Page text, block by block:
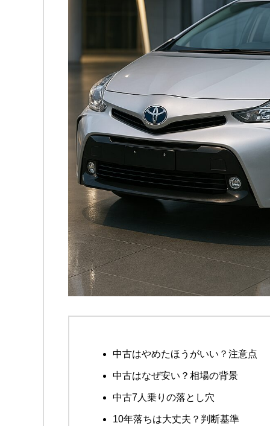
中古はやめたほうがいい？注意点
中古はなぜ安い？相場の背景
中古7人乗りの落とし穴
10年落ちは大丈夫？判断基準